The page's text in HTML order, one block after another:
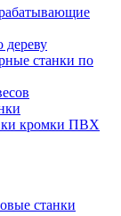
дереву
станки по
кромки ПВХ
станки